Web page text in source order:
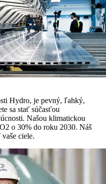
Hydro, je pevný, ľahký,
sa stať súčasťou
Našou klimatickou
o 30% do roku 2030. Náš
ciele.